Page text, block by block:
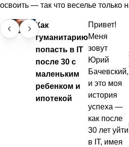
освоить — так что веселье только
Как
гуманитарию
попасть в IT
после 30 с
маленьким
ребенком и
ипотекой
Привет!
Меня
зовут
Юрий
Бачевский,
и это моя
история
успеха —
как после
30 лет уйти
в IT, имея